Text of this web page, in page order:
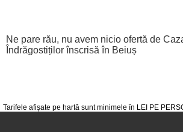
Tarifele afișate pe hartă sunt minimele în LEI PE
Ne pare rău, nu avem nicio ofertă de
Îndrăgostiților înscrisă în Beiuș
termeni și
login